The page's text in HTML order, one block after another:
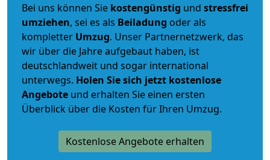
Bei uns können Sie kostengünstig und stressfrei
umziehen, sei es als Beiladung oder als
kompletter Umzug. Unser Partnernetzwerk, das
wir über die Jahre aufgebaut haben, ist
deutschlandweit und sogar international
unterwegs. Holen Sie sich jetzt kostenlose
Angebote und erhalten Sie einen ersten
Überblick über die Kosten für Ihren Umzug.
Kostenlose Angebote erhalten